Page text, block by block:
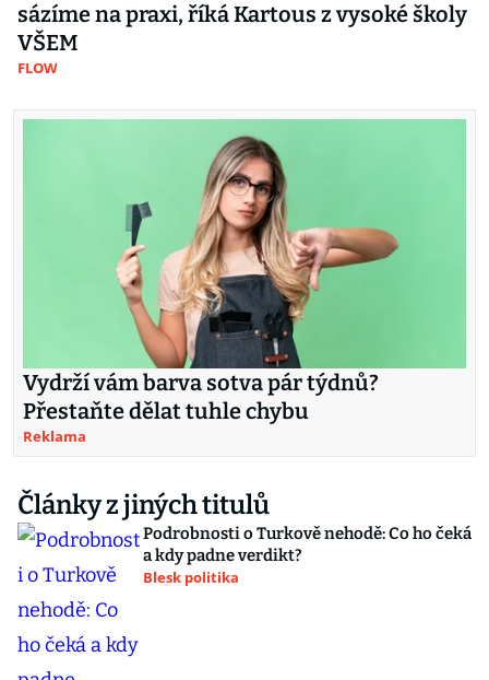
sázíme na praxi, říká Kartous z vysoké školy
VŠEM
FLOW
Vydrží vám barva sotva pár týdnů?
Přestaňte dělat tuhle chybu
Reklama
Články z jiných titulů
Podrobnosti o Turkově nehodě: Co ho čeká
a kdy padne verdikt?
Blesk politika